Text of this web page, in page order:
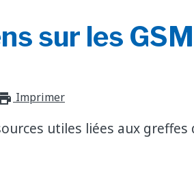
sur les GSM
Imprimer
utiles liées aux greffes